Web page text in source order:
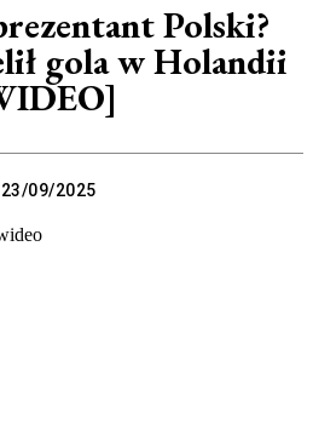
Polski?
gola w Holandii
23/09/2025